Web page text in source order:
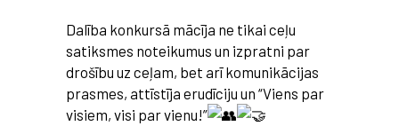
Dalība konkursā mācīja ne tikai ceļu
satiksmes noteikumus un izpratni par
drošību uz ceļam, bet arī komunikācijas
prasmes, attīstīja erudīciju un “Viens par
visiem, visi par vienu!”